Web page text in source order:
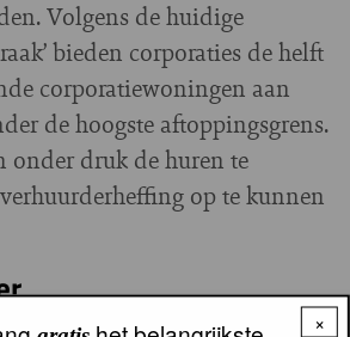
Volgens de huidige
bieden corporaties de helft
corporatiewoningen aan
de hoogste aftoppingsgrens.
onder druk de huren te
op te kunnen
is nog niet door het
×